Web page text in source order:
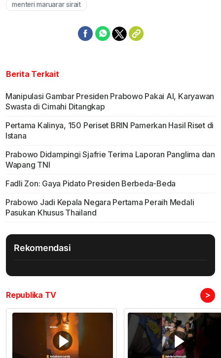
menteri maruarar sirait
Berita Terkait
Manipulasi Gambar Presiden Prabowo Pakai AI, Karyawan
Swasta di Cimahi Ditangkap
Pertama Kalinya, 150 Periset BRIN Pamerkan Hasil Riset di
Istana
Prabowo Didampingi Sjafrie Terima Laporan Panglima dan
Wapang TNI
Fadli Zon: Gaya Pidato Presiden Berbeda-Beda
Prabowo Jadi Kepala Negara Pertama Peraih Medali
Pasukan Khusus Thailand
Rekomendasi
Republika TV >